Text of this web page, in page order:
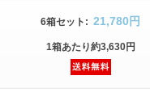
6箱セット : 21,780円
1箱あたり約3,630円